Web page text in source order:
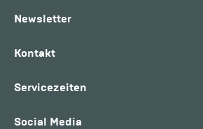
Newsletter
Kontakt
Servicezeiten
Social Media